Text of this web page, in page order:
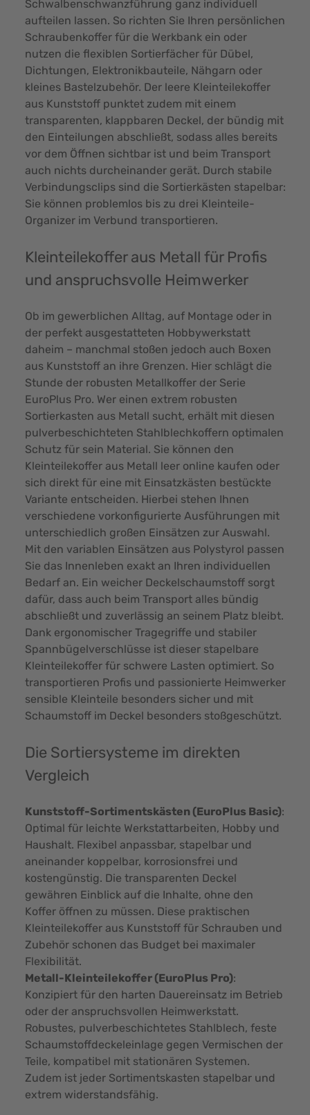
Schwalbenschwanzführung ganz individuell
aufteilen lassen. So richten Sie Ihren persönlichen
Schraubenkoffer für die Werkbank ein oder
nutzen die flexiblen Sortierfächer für Dübel,
Dichtungen, Elektronikbauteile, Nähgarn oder
kleines Bastelzubehör. Der leere Kleinteilekoffer
aus Kunststoff punktet zudem mit einem
transparenten, klappbaren Deckel, der bündig mit
den Einteilungen abschließt, sodass alles bereits
vor dem Öffnen sichtbar ist und beim Transport
auch nichts durcheinander gerät. Durch stabile
Verbindungsclips sind die Sortierkästen stapelbar:
Sie können problemlos bis zu drei Kleinteile-
Organizer im Verbund transportieren.
Kleinteilekoffer aus Metall für Profis
und anspruchsvolle Heimwerker
Ob im gewerblichen Alltag, auf Montage oder in
der perfekt ausgestatteten Hobbywerkstatt
daheim – manchmal stoßen jedoch auch Boxen
aus Kunststoff an ihre Grenzen. Hier schlägt die
Stunde der robusten Metallkoffer der Serie
EuroPlus Pro. Wer einen extrem robusten
Sortierkasten aus Metall sucht, erhält mit diesen
pulverbeschichteten Stahlblechkoffern optimalen
Schutz für sein Material. Sie können den
Kleinteilekoffer aus Metall leer online kaufen oder
sich direkt für eine mit Einsatzkästen bestückte
Variante entscheiden. Hierbei stehen Ihnen
verschiedene vorkonfigurierte Ausführungen mit
unterschiedlich großen Einsätzen zur Auswahl.
Mit den variablen Einsätzen aus Polystyrol passen
Sie das Innenleben exakt an Ihren individuellen
Bedarf an. Ein weicher Deckelschaumstoff sorgt
dafür, dass auch beim Transport alles bündig
abschließt und zuverlässig an seinem Platz bleibt.
Dank ergonomischer Tragegriffe und stabiler
Spannbügelverschlüsse ist dieser stapelbare
Kleinteilekoffer für schwere Lasten optimiert. So
transportieren Profis und passionierte Heimwerker
sensible Kleinteile besonders sicher und mit
Schaumstoff im Deckel besonders stoßgeschützt.
Die Sortiersysteme im direkten
Vergleich
Kunststoff-Sortimentskästen(EuroPlus Basic):
Optimal für leichte Werkstattarbeiten, Hobby und
Haushalt. Flexibel anpassbar, stapelbar und
aneinander koppelbar, korrosionsfrei und
kostengünstig. Die transparenten Deckel
gewähren Einblick auf die Inhalte, ohne den
Koffer öffnen zu müssen. Diese praktischen
Kleinteilekoffer aus Kunststoff für Schrauben und
Zubehör schonen das Budget bei maximaler
Flexibilität.
Metall-Kleinteilekoffer(EuroPlus Pro):
Konzipiert für den harten Dauereinsatz im Betrieb
oder der anspruchsvollen Heimwerkstatt.
Robustes, pulverbeschichtetes Stahlblech, feste
Schaumstoffdeckeleinlage gegen Vermischen der
Teile, kompatibel mit stationären Systemen.
Zudem ist jeder Sortimentskasten stapelbar und
extrem widerstandsfähig.